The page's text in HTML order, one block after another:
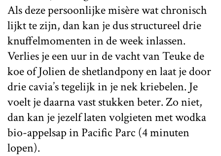
Als deze persoonlijke misère wat chronisch
lijkt te zijn, dan kan je dus structureel drie
knuffelmomenten in de week inlassen.
Verlies je een uur in de vacht van Teuke de
koe of Jolien de shetlandpony en laat je door
drie cavia’s tegelijk in je nek kriebelen. Je
voelt je daarna vast stukken beter. Zo niet,
dan kan je jezelf laten volgieten met wodka
bio-appelsap in Pacific Parc (4 minuten
lopen).